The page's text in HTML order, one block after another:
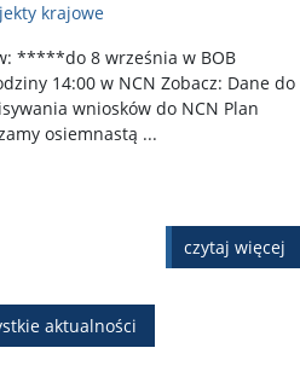
krajowe
*****do 8 września w BOB
14:00 w NCN Zobacz: Dane do
wniosków do NCN Plan
osiemnastą ...
czytaj więcej
aktualności